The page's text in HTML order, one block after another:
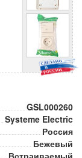
GSL000260
Systeme Electric
Россия
Бежевый
Встраиваемый